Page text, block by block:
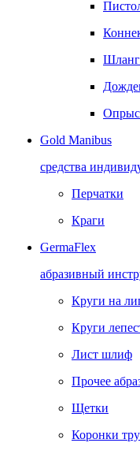
Gold Manibus
средства
Перчатки
Краги
GermaFlex
абразивный
Круги на
Круги
Лист шлиф
Прочее
Щетки
Коронки